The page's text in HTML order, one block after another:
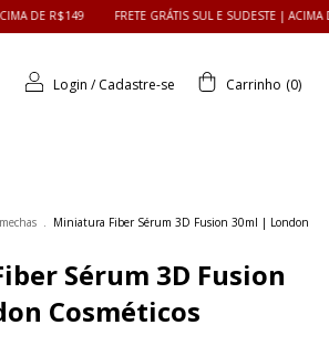
FRETE GRÁTIS SUL E SUDESTE | ACIMA DE R$149
Login /Cadastre-se Carrinho (0)
. Miniatura Fiber Sérum 3D Fusion 30ml | London
Sérum 3D Fusion
Cosméticos